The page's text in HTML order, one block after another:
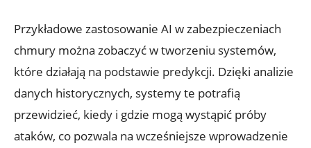
Przykładowe‌ zastosowanie AI‌ w zabezpieczeniach
chmury można⁤ zobaczyć w tworzeniu systemów,
które działają⁣ na podstawie predykcji. Dzięki analizie⁤
danych ⁣historycznych, systemy te potrafią
‍przewidzieć, kiedy i gdzie mogą wystąpić⁢ próby⁤
ataków, co pozwala na wcześniejsze wprowadzenie